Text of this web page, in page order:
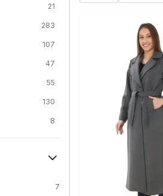
21
283
107
47
55
130
8
151
19
7